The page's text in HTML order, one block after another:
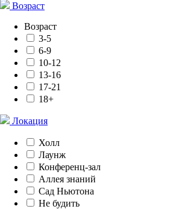
Возраст
Возраст
3-5
6-9
10-12
13-16
17-21
18+
Локация
Холл
Лаунж
Конференц-зал
Аллея знаний
Сад Ньютона
Не будить